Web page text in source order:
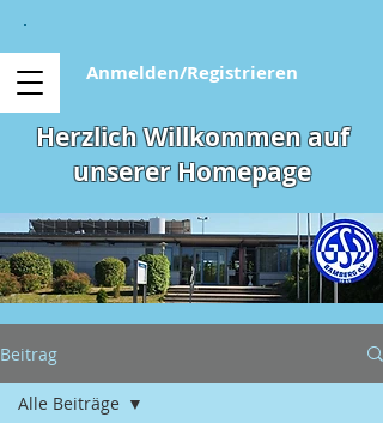
Anmelden/Registrieren
Herzlich Willkommen auf
unserer Homepage
Beitrag
Alle Beiträge